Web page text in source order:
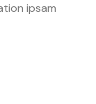
ipsam